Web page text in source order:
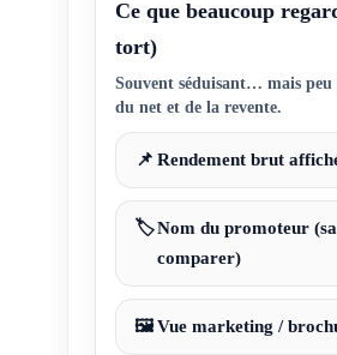
Ce que beaucoup
tort)
Souvent séduisant… mais
du net et de la revente.
📌 Rendement brut
🏷️Nom du promoteur
comparer)
🖼️Vue marketing /